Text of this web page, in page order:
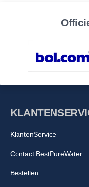
KlantenService
Contact BestPureWater
Bestellen